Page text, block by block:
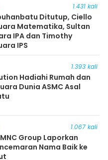
1.431 kali
Ditutup, Ciello
Matematika, Sultan
IPA dan Timothy
IPS
1.393 kali
Hadiahi Rumah dan
Dunia ASMC Asal
1.067 kali
Group Laporkan
Nama Baik ke